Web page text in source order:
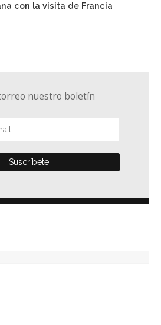
con la visita de Francia
nuestro boletín